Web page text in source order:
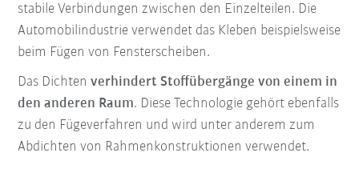
stabile Verbindungen zwischen den Einzelteilen. Die
Automobilindustrie verwendet das Kleben beispielsweise
beim Fügen von Fensterscheiben.
Das Dichtenverhindert Stoffübergänge von einem in
den anderen Raum. Diese Technologie gehört ebenfalls
zu den Fügeverfahren und wird unter anderem zum
Abdichten von Rahmenkonstruktionen verwendet.